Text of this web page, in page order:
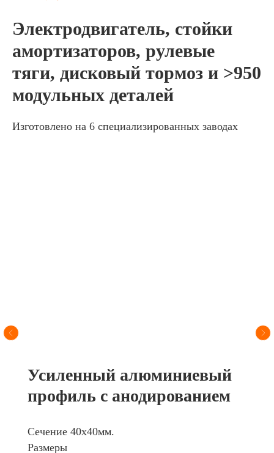
Электродвигатель, стойки
амортизаторов, рулевые
тяги, дисковый тормоз и >950
модульных деталей
Изготовлено на 6 специализированных заводах
4 больших камерных
колеса 36 см и дисковый